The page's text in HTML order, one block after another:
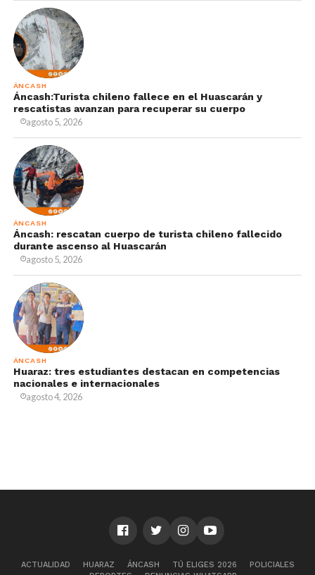
ÁNCASH
Áncash:Turista chileno fallece en el Huascarán y
rescatistas avanzan para recuperar su cuerpo
agosto 5, 2026
ÁNCASH
Áncash: rescatan cuerpo de turista chileno fallecido
durante ascenso al Huascarán
agosto 5, 2026
ÁNCASH
Huaraz: tres estudiantes destacan en competencias
nacionales e internacionales
agosto 4, 2026
ACTUALIDAD HUARAZ ÁNCASH TÚ ELIGES 2026
POLICIALES